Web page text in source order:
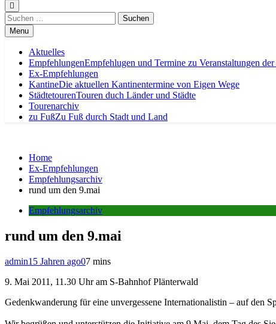
Suche
nach:
Menu
Aktuelles
EmpfehlungenEmpfehlugen und Termine zu Veranstaltungen der
Ex-Empfehlungen
KantineDie aktuellen Kantinentermine von Eigen Wege
StädtetourenTouren duch Länder und Städte
Tourenarchiv
zu FußZu Fuß durch Stadt und Land
Home
Ex-Empfehlungen
Empfehlungsarchiv
rund um den 9.mai
Empfehlungsarchiv
rund um den 9.mai
admin15 Jahren ago07 mins
9. Mai 2011, 11.30 Uhr am S-Bahnhof Plänterwald
Gedenkwanderung für eine unvergessene Internationalistin – auf den